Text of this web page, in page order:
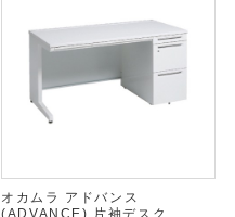
オカムラ アドバンス
(ADVANCE) 片袖デスク